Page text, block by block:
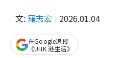
文: 羅志宏 2026.01.04
在Google追蹤
《UHK 港生活》